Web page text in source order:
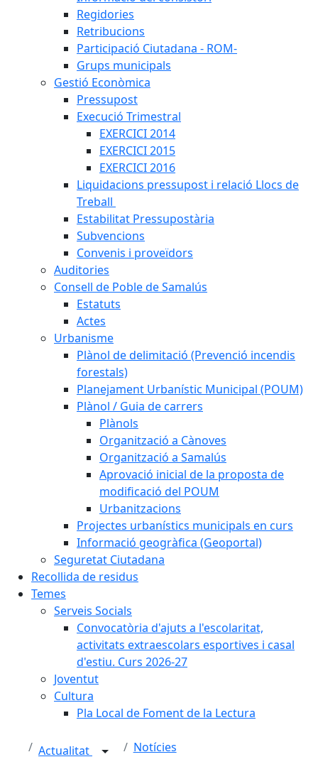
Regidories
Retribucions
Participació Ciutadana - ROM-
Grups municipals
Gestió Econòmica
Pressupost
Execució Trimestral
EXERCICI 2014
EXERCICI 2015
EXERCICI 2016
Liquidacions pressupost i relació Llocs de
Treball
Estabilitat Pressupostària
Subvencions
Convenis i proveïdors
Auditories
Consell de Poble de Samalús
Estatuts
Actes
Urbanisme
Plànol de delimitació (Prevenció incendis
forestals)
Planejament Urbanístic Municipal (POUM)
Plànol / Guia de carrers
Plànols
Organització a Cànoves
Organització a Samalús
Aprovació inicial de la proposta de
modificació del POUM
Urbanitzacions
Projectes urbanístics municipals en curs
Informació geogràfica (Geoportal)
Seguretat Ciutadana
Recollida de residus
Temes
Serveis Socials
Convocatòria d'ajuts a l'escolaritat,
activitats extraescolars esportives i casal
d'estiu. Curs 2026-27
Joventut
Cultura
Pla Local de Foment de la Lectura
Actualitat Notícies